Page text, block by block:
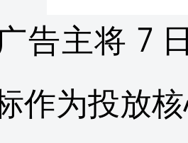
告主将 7
作为投放核